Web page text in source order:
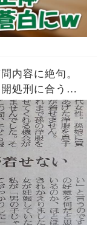
内容に絶句。
処刑に合うこ